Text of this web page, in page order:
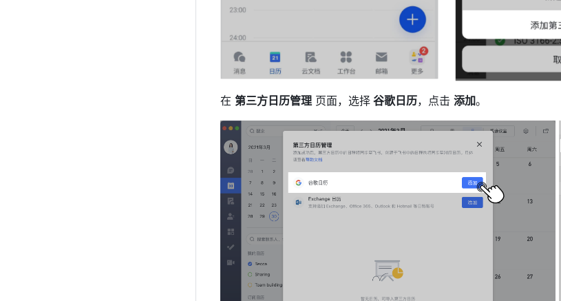
在 第三方日历管理 页面，选择 谷歌日历，点击 添加。